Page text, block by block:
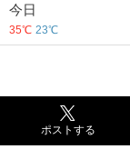
今日
35℃ 23℃
ポストする